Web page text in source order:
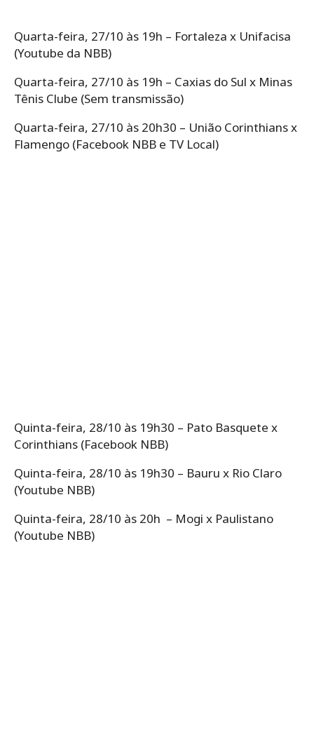
Quarta-feira, 27/10 às 19h – Fortaleza x Unifacisa
(Youtube da NBB)
Quarta-feira, 27/10 às 19h – Caxias do Sul x Minas
Tênis Clube (Sem transmissão)
Quarta-feira, 27/10 às 20h30 – União Corinthians x
Flamengo (Facebook NBB e TV Local)
Quinta-feira, 28/10 às 19h30 – Pato Basquete x
Corinthians (Facebook NBB)
Quinta-feira, 28/10 às 19h30 – Bauru x Rio Claro
(Youtube NBB)
Quinta-feira, 28/10 às 20h – Mogi x Paulistano
(Youtube NBB)